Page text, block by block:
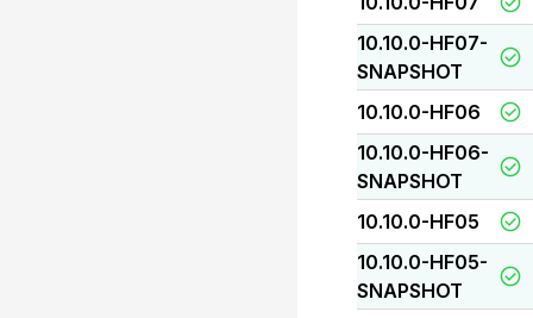
10.10.0-HF07-
SNAPSHOT
10.10.0-HF06
10.10.0-HF06-
SNAPSHOT
10.10.0-HF05
10.10.0-HF05-
SNAPSHOT